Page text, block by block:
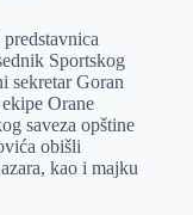
Sportskog
sekretar Goran
Orane
saveza opštine
obišli
kao i majku